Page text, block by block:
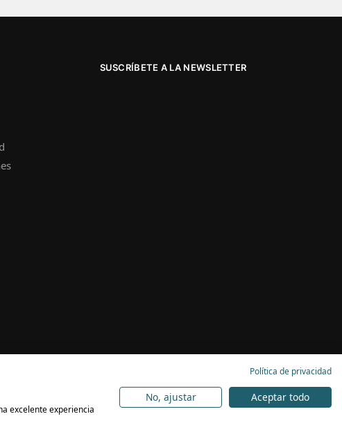
SUSCRÍBETE A LA NEWSLETTER
Política de privacidad
excelente experiencia
No, ajustar Aceptar todo